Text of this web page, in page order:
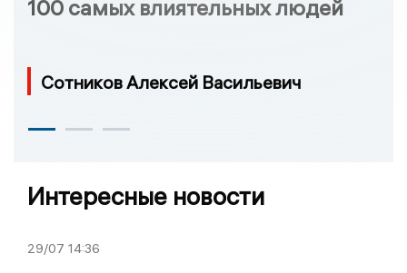
100 самых влиятельных людей
Сотников Алексей Васильевич
Интересные новости
29/07 14:36